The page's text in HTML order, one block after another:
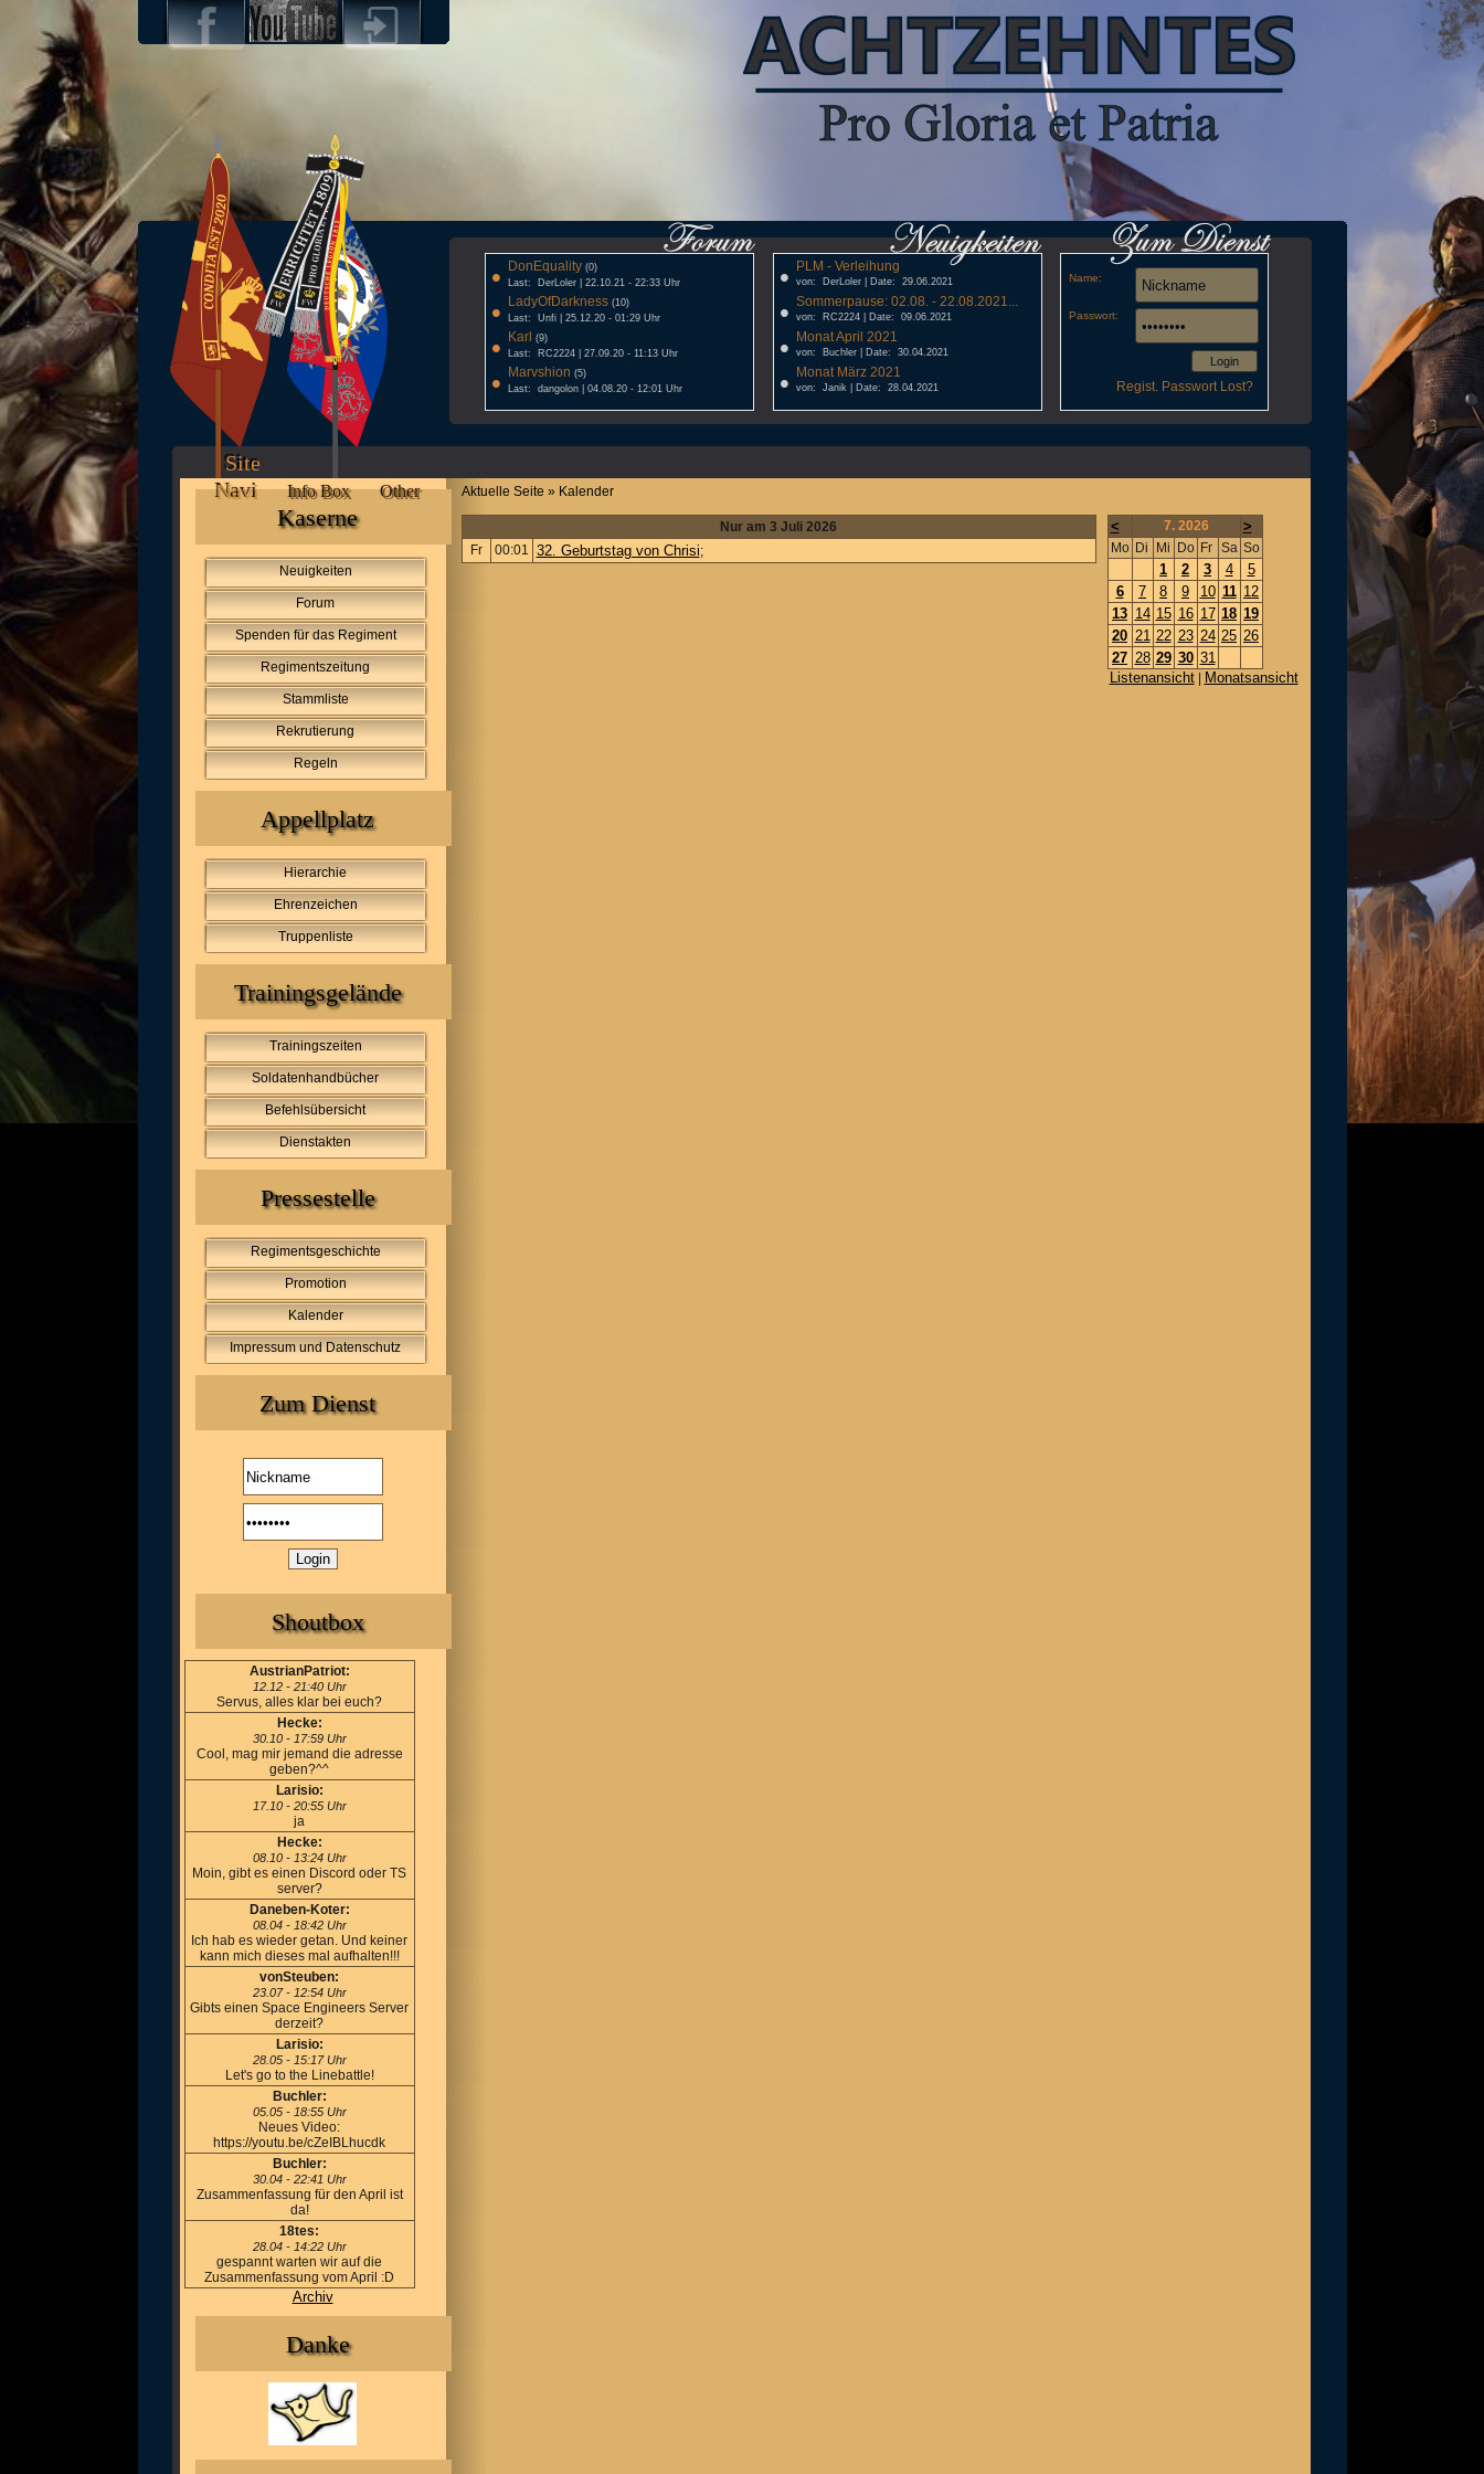
• DonEquality(0)
Last: DerLoler | 22.10.21 - 22:33 Uhr
• LadyOfDarkness(10)
Last: Unfi | 25.12.20 - 01:29 Uhr
• Karl (9)
Last: RC2224 | 27.09.20 - 11:13 Uhr
• Marvshion (5)
Last: dangolon | 04.08.20 - 12:01 Uhr
• PLM - Verleihung
von: DerLoler | Date: 29.06.2021
• Sommerpause: 02.08. - 22.08.2021...
von: RC2224 | Date: 09.06.2021
• Monat April 2021
von: Buchler | Date: 30.04.2021
• Monat März 2021
von: Janik | Date: 28.04.2021
Name:
Passwort:
Login
Regist. Passwort Lost?
Site
Navi
Info Box Other
Kaserne
Neuigkeiten
Forum
Spenden für das Regiment
Regimentszeitung
Stammliste
Rekrutierung
Regeln
Appellplatz
Hierarchie
Ehrenzeichen
Truppenliste
Trainingsgelände
Trainingszeiten
Soldatenhandbücher
Befehlsübersicht
Dienstakten
Pressestelle
Regimentsgeschichte
Promotion
Kalender
Impressum und Datenschutz
Zum Dienst
Shoutbox
AustrianPatriot:
12.12 - 21:40 Uhr
Servus, alles klar bei euch?
Hecke:
30.10 - 17:59 Uhr
Cool, mag mir jemand die adresse
geben?^^
Larisio:
17.10 - 20:55 Uhr
ja
Hecke:
08.10 - 13:24 Uhr
Moin, gibt es einen Discord oder TS
server?
Daneben-Koter:
08.04 - 18:42 Uhr
Ich hab es wieder getan. Und keiner
kann mich dieses mal aufhalten!!!
vonSteuben:
23.07 - 12:54 Uhr
Gibts einen Space Engineers Server
derzeit?
Larisio:
28.05 - 15:17 Uhr
Let's go to the Linebattle!
Buchler:
05.05 - 18:55 Uhr
Neues Video:
https://youtu.be/cZeIBLhucdk
Buchler:
30.04 - 22:41 Uhr
Zusammenfassung für den April ist
da!
18tes:
28.04 - 14:22 Uhr
gespannt warten wir auf die
Zusammenfassung vom April :D
Archiv
Danke
Aktuelle Seite » Kalender
Nur am 3 Juli 2026
Fr
00:01 32. Geburtstag von Chrisi;
< 7. 2026 >
Mo Di Mi Do Fr Sa So
1 2 3 4
5
6
7 8 9 10 11 12
13 14 15 16 17 18 19
20 21 22 23 24 25 26
27 28 29 30 31
Listenansicht| Monatsansicht